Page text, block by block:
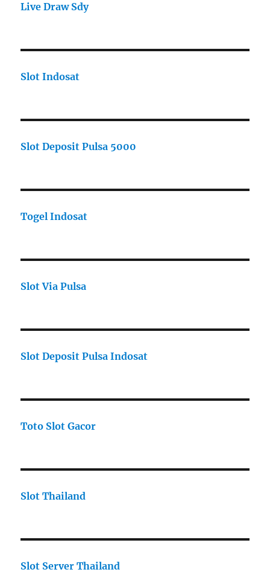
Live Draw Sdy
Slot Indosat
Slot Deposit Pulsa 5000
Togel Indosat
Slot Via Pulsa
Slot Deposit Pulsa Indosat
Toto Slot Gacor
Slot Thailand
Slot Server Thailand